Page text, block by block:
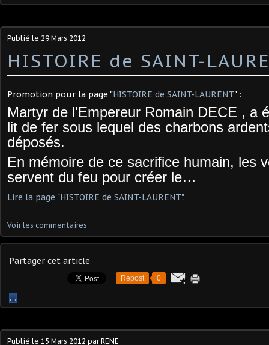
Publié le 29 Mars 2012
HISTOIRE de SAINT-
Promotion pour la page "HISTOIRE de SAINT-LAURENT" :
Martyr de l'Empereur Romain DECE , a
lit de fer sous lequel des charbons
déposés.
En mémoire de ce sacrifice humain, les
servent du feu pour créer le…
Lire la page "HISTOIRE de SAINT-LAURENT".
Voir les commentaires
Partager cet article
Repost 0
…
Publié le 15 Mars 2012 par RENE